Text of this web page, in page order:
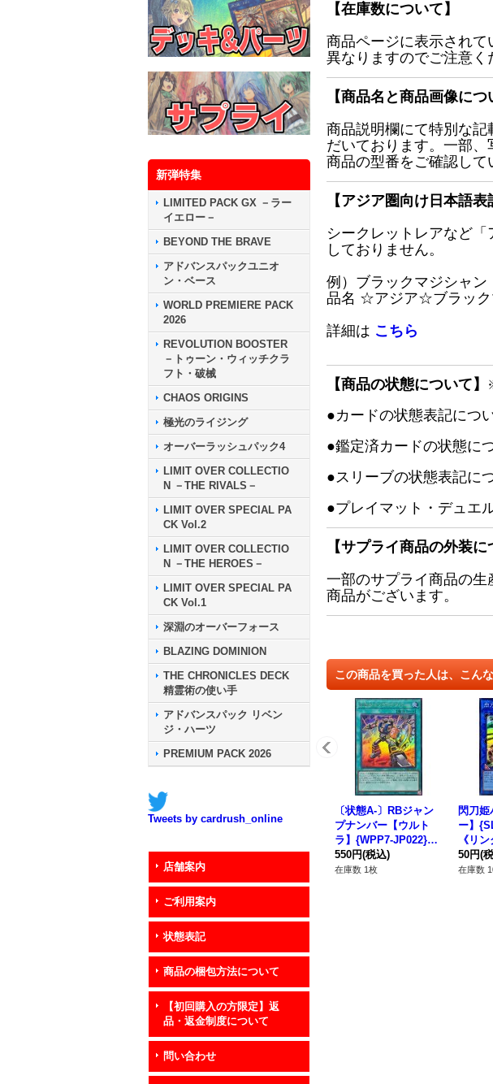
新弾特集
LIMITED PACK GX －ラー
イエロー－
BEYOND THE BRAVE
アドバンスパックユニオ
ン・ベース
WORLD PREMIERE PACK
2026
REVOLUTION BOOSTER
－トゥーン・ウィッチクラ
フト・破械
CHAOS ORIGINS
極光のライジング
オーバーラッシュパック4
LIMIT OVER COLLECTIO
N －THE RIVALS－
LIMIT OVER SPECIAL PA
CK Vol.2
LIMIT OVER COLLECTIO
N －THE HEROES－
LIMIT OVER SPECIAL PA
CK Vol.1
深淵のオーバーフォース
BLAZING DOMINION
THE CHRONICLES DECK
精霊術の使い手
アドバンスパック リベン
ジ・ハーツ
PREMIUM PACK 2026
Tweets by cardrush_online
店舗案内
ご利用案内
状態表記
商品の梱包方法について
【初回購入の方限定】返
品・返金制度について
問い合わせ
【在庫数について】
商品ページに表示され
異なりますのでご注意く
【商品名と商品画像につ
商品説明欄にて特別な
だいております。一部
商品の型番をご確認して
【アジア圏向け日本語表
シークレットレアなど
しておりません。
例）ブラックマジシャ
品名 ☆アジア☆ブラック
詳細は こちら
【商品の状態について】
●カードの状態表記につ
●鑑定済カードの状態に
●スリーブの状態表記に
●プレイマット・デュエ
【サプライ商品の外装に
一部のサプライ商品の
商品がございます。
この商品を買った人は、こん
〔状態A-〕RBジャン
プナンバー【ウルト
ラ】{WPP7-JP022}
《魔法》
550円(税込)
在庫数 1枚
閃刀姫
ー】
《リン
50円(
在庫数